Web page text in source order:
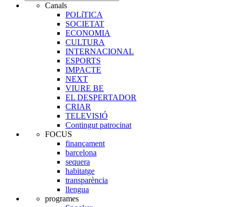
Canals
POLíTICA
SOCIETAT
ECONOMIA
CULTURA
INTERNACIONAL
ESPORTS
IMPACTE
NEXT
VIURE BE
EL DESPERTADOR
CRIAR
TELEVISIÓ
Contingut patrocinat
FOCUS
finançament
barcelona
sequera
habitatge
transparència
llengua
programes